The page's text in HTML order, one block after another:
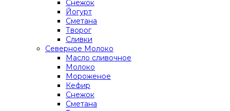
Снежок
Йогурт
Сметана
Творог
Сливки
Северное Молоко
Масло сливочное
Молоко
Мороженое
Кефир
Снежок
Сметана